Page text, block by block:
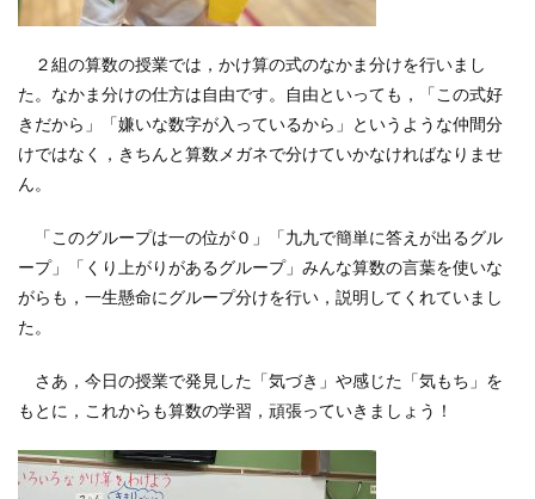
２組の算数の授業では，かけ算の式のなかま分けを行いまし
た。なかま分けの仕方は自由です。自由といっても，「この式好
きだから」「嫌いな数字が入っているから」というような仲間分
けではなく，きちんと算数メガネで分けていかなければなりませ
ん。
「このグループは一の位が０」「九九で簡単に答えが出るグル
ープ」「くり上がりがあるグループ」みんな算数の言葉を使いな
がらも，一生懸命にグループ分けを行い，説明してくれていまし
た。
さあ，今日の授業で発見した「気づき」や感じた「気もち」を
もとに，これからも算数の学習，頑張っていきましょう！